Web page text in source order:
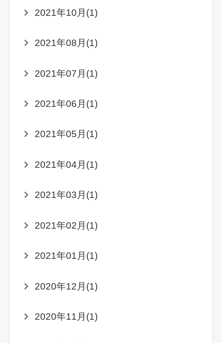
2021年10月(1)
2021年08月(1)
2021年07月(1)
2021年06月(1)
2021年05月(1)
2021年04月(1)
2021年03月(1)
2021年02月(1)
2021年01月(1)
2020年12月(1)
2020年11月(1)